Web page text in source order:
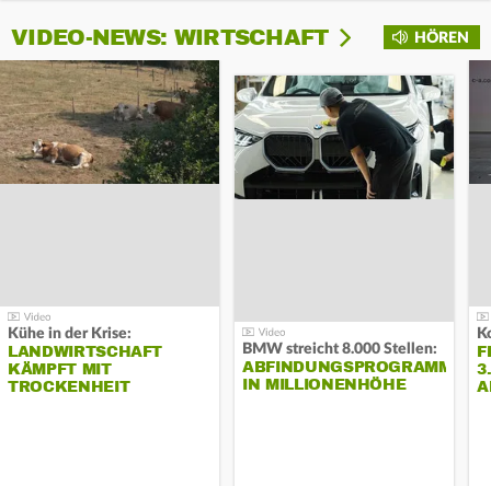
HÖREN
VIDEO-NEWS: WIRTSCHAFT
Kühe in der Krise:
LANDWIRTSCHAFT
KÄMPFT MIT
TROCKENHEIT
BMW streicht 8.000 Stellen:
ABFINDUNGSPROGRAMM
IN MILLIONENHÖHE